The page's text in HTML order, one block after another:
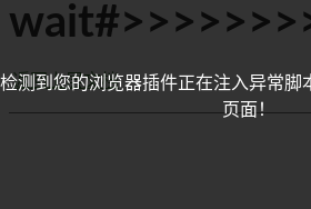
返回上层文档
检测到您的浏览器插件正在注入异常脚
页面！